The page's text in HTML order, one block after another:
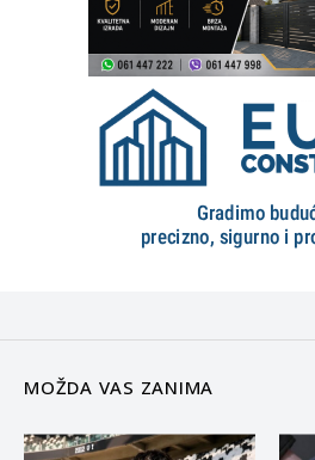
MOŽDA VAS ZANIMA